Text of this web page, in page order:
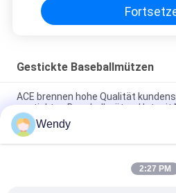
Gestickte Baseballmützen
ACE brennen hohe Qualität
gestickten Baseballmütze-Hut mit
Platten-Baseballmütze-fester
unstrukturierter Vati-Hut 100% des
Fernlastfahrer gebogene Platten-
Wendy
2:27 PM